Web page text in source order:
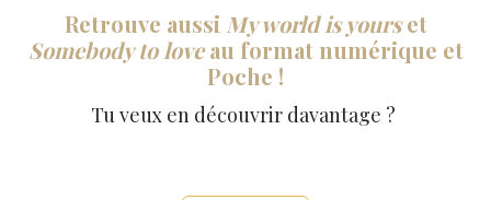
Retrouve aussi My world is yourset
Somebody to loveau format numérique et
Poche !
Tu veux en découvrir davantage ?